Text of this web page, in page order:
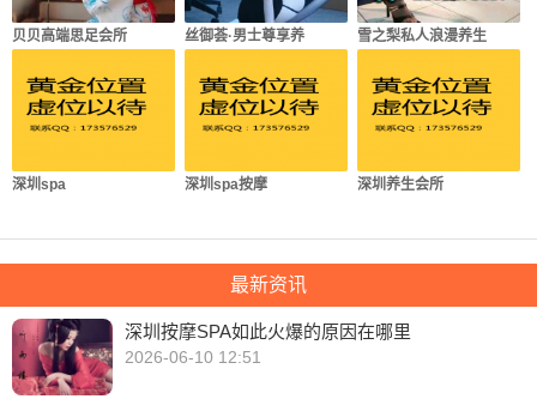
贝贝高端思足会所 丝御荟·男士尊享养 雪之梨私人浪漫养生
深圳spa 深圳spa按摩 深圳养生会所
最新资讯
深圳按摩SPA如此火爆的原因在哪里
2026-06-10 12:51